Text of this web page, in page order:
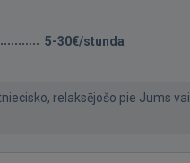
5-30€/stunda
relaksējošo pie Jums